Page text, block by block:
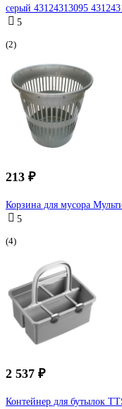
серый 43124313095
5
(2)
213 ₽
Корзина для мусора
5
(4)
2 537 ₽
Контейнер для бутылок